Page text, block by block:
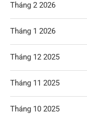
Tháng 2 2026
Tháng 1 2026
Tháng 12 2025
Tháng 11 2025
Tháng 10 2025